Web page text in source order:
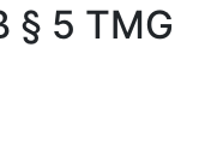
§ 5 TMG